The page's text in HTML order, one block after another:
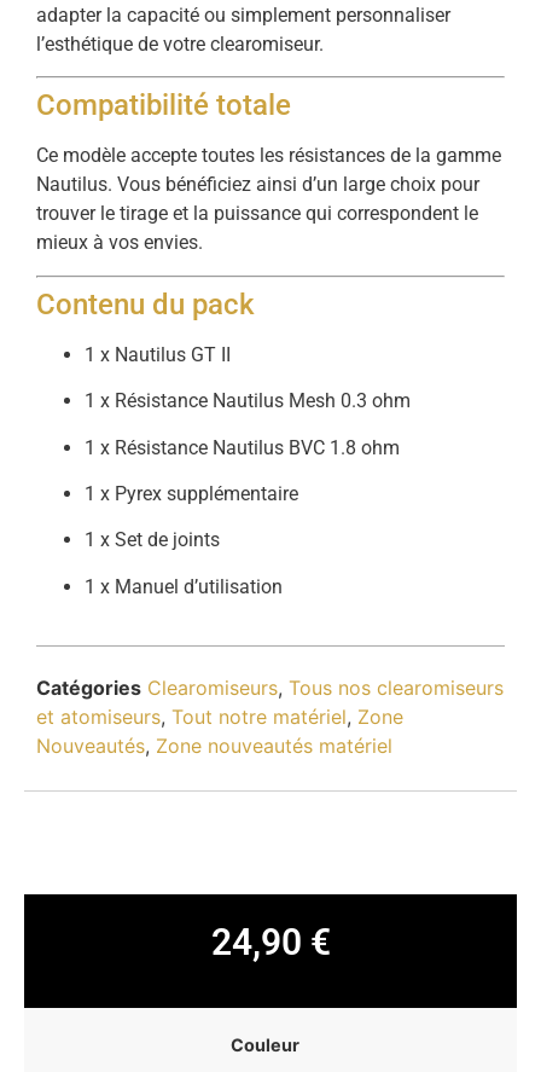
adapter la capacité ou simplement personnaliser
l’esthétique de votre clearomiseur.
Compatibilité totale
Ce modèle accepte toutes les résistances de la gamme
Nautilus. Vous bénéficiez ainsi d’un large choix pour
trouver le tirage et la puissance qui correspondent le
mieux à vos envies.
Contenu du pack
1 x Nautilus GT II
1 x Résistance Nautilus Mesh 0.3 ohm
1 x Résistance Nautilus BVC 1.8 ohm
1 x Pyrex supplémentaire
1 x Set de joints
1 x Manuel d’utilisation
Catégories Clearomiseurs, Tous nos clearomiseurs
et atomiseurs, Tout notre matériel, Zone
Nouveautés, Zone nouveautés matériel
24,90 €
Couleur